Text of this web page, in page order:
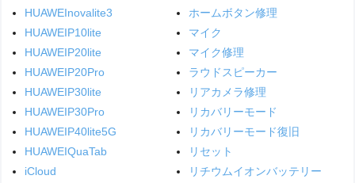
HUAWEInovalite3
HUAWEIP10lite
HUAWEIP20lite
HUAWEIP20Pro
HUAWEIP30lite
HUAWEIP30Pro
HUAWEIP40lite5G
HUAWEIQuaTab
iCloud
ホームボタン修理
マイク
マイク修理
ラウドスピーカー
リアカメラ修理
リカバリーモード
リカバリーモード復旧
リセット
リチウムイオンバッテリー